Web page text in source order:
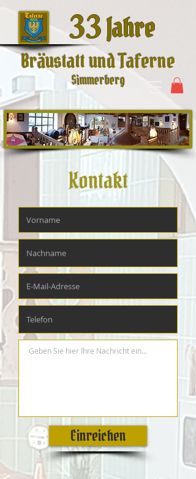
Bräustatt und Taferne
Simmerberg
33Jahre
Kontakt
Einreichen